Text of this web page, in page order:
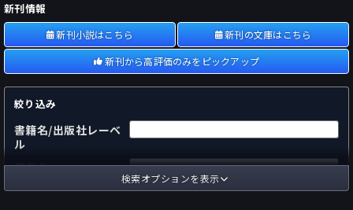
新刊情報
新刊小説はこちら
新刊の文庫はこちら
新刊から高評価のみをピックアップ
絞り込み
書籍名/出版社レーベ
ル
著者名
国内
海外
検索オプションを表示